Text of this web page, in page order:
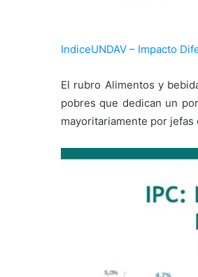
IndiceUNDAV – Impacto
El rubro Alimentos y
pobres que dedican un
mayoritariamente por jefas